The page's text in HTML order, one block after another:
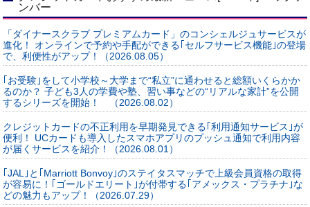
ンバー
「ダイナースクラブ プレミアムカード」のコンシェルジュサービスが
進化！ オンラインで予約や手配ができる｢セルフサービス機能｣の登場
で、利便性がアップ！（2026.08.05）
｢お受験｣をして小学校～大学まで“私立”に通わせると総額いくらかか
るのか？ 子ども3人の学費や塾、習い事などの“リアルな家計”を公開
するシリーズを開始！ （2026.08.02）
クレジットカードの不正利用を早期発見できる｢利用通知サービス｣が
便利！ UCカードも導入したスマホアプリのプッシュ通知で利用内容
が届くサービスを紹介！（2026.08.01）
｢JAL｣と｢Marriott Bonvoy｣のステイタスマッチで上級会員資格の取得
が容易に！｢ゴールドエリート｣が付帯する｢アメックス・プラチナ｣な
どの魅力もアップ！（2026.07.29）